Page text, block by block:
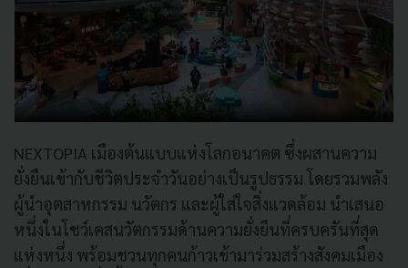
NEXTOPIA เมืองต้นแบบแห่งโลกอนาคต ซึ่งผสานความ
ยั่งยืนเข้ากับชีวิตประจำวันอย่างเป็นรูปธรรม โดยรวมพลัง
ผู้นำอุตสาหกรรม นวัตกร และผู้ใส่ใจสิ่งแวดล้อม นำเสนอ
หนึ่งในโชว์เคสนวัตกรรมด้านความยั่งยืนที่ครบครันที่สุด
แห่งหนึ่ง พร้อมชวนทุกคนก้าวเข้ามาร่วมสร้างสังคมเมือง